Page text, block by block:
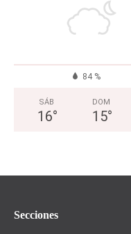
84 %
SÁB
16°
DOM
15°
Secciones